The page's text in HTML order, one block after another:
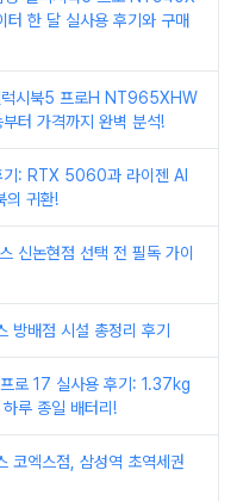
한 달 실사용 후기와 구매
럭시북5 프로H NT965XHW
터 가격까지 완벽 분석!
: RTX 5060과 라이젠 AI
의 귀환!
신논현점 선택 전 필독 가이
방배점 시설 총정리 후기
로 17 실사용 후기: 1.37kg
루 종일 배터리!
코엑스점, 삼성역 초역세권